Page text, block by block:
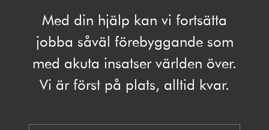
Med din hjälp kan vi fortsätta
jobba såväl förebyggande som
med akuta insatser världen över.
Vi är först på plats, alltid kvar.